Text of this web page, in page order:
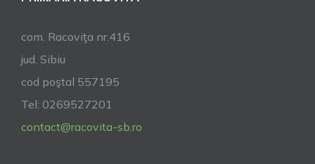
com. Racoviţa nr.416
jud. Sibiu
cod poştal 557195
Tel: 0269527201
contact@racovita-sb.ro